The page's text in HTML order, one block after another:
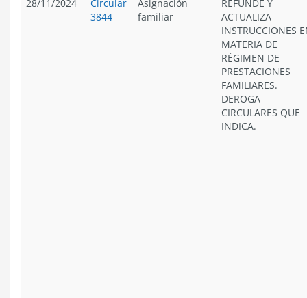
28/11/2024
Circular
3844
Asignación
familiar
REFUNDE Y
ACTUALIZA
INSTRUCCIONES
MATERIA DE
RÉGIMEN DE
PRESTACIONES
FAMILIARES.
DEROGA
CIRCULARES QUE
INDICA.